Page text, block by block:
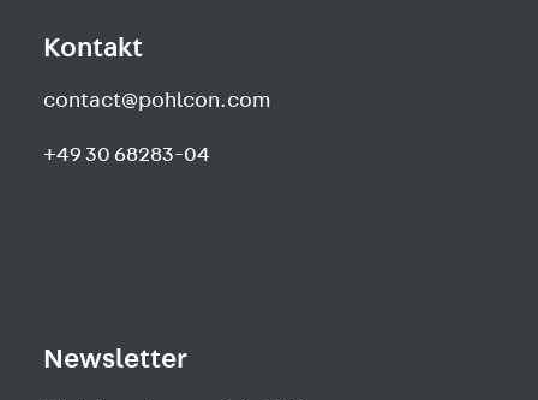
Kontakt
contact@pohlcon.com
+49 30 68283-04
Newsletter